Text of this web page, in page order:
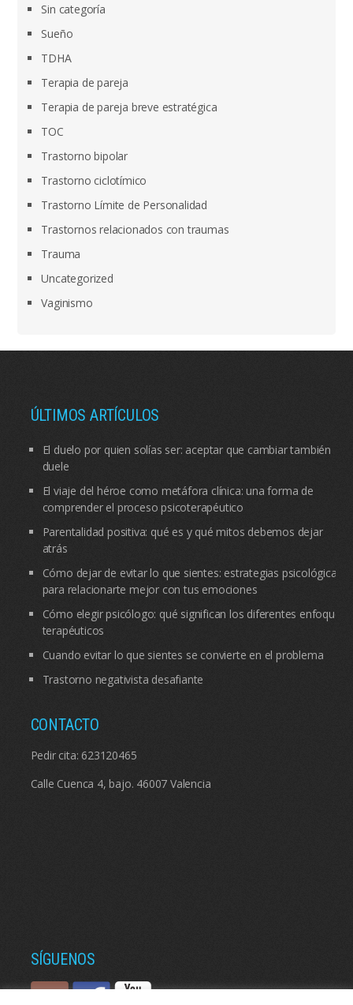
Sin categoría
Sueño
TDHA
Terapia de pareja
Terapia de pareja breve estratégica
TOC
Trastorno bipolar
Trastorno ciclotímico
Trastorno Límite de Personalidad
Trastornos relacionados con traumas
Trauma
Uncategorized
Vaginismo
ÚLTIMOS ARTÍCULOS
El duelo por quien solías ser: aceptar que cambiar también
duele
El viaje del héroe como metáfora clínica: una forma de
comprender el proceso psicoterapéutico
Parentalidad positiva: qué es y qué mitos debemos dejar
atrás
Cómo dejar de evitar lo que sientes: estrategias psicológicas
para relacionarte mejor con tus emociones
Cómo elegir psicólogo: qué significan los diferentes enfoques
terapéuticos
Cuando evitar lo que sientes se convierte en el problema
Trastorno negativista desafiante
CONTACTO
Pedir cita: 623120465
Calle Cuenca 4, bajo. 46007 Valencia
SÍGUENOS